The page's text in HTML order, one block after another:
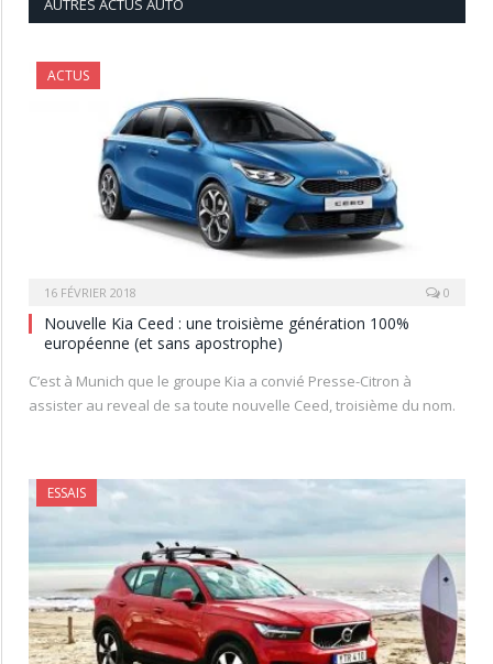
AUTRES ACTUS AUTO
ACTUS
16 FÉVRIER 2018 0
Nouvelle Kia Ceed : une troisième génération 100%
européenne (et sans apostrophe)
C’est à Munich que le groupe Kia a convié Presse-Citron à
assister au reveal de sa toute nouvelle Ceed, troisième du nom.
ESSAIS